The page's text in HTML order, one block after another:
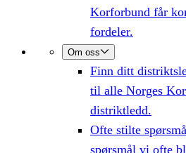
Korforbund får
fordeler.
Om oss
Finn ditt
til alle Norges
distriktledd.
Ofte stilte
spørsmål vi ofte